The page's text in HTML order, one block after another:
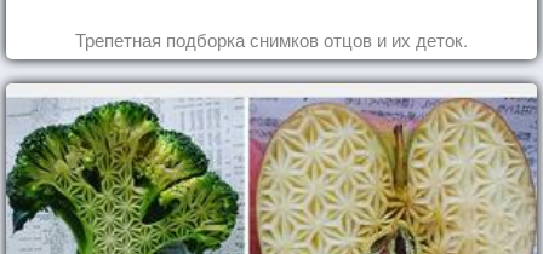
Трепетная подборка снимков отцов и их деток.